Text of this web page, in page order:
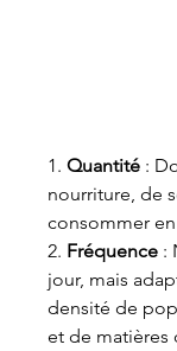
1. Quantité :
nourriture, de
consommer en
2. Fréquence :
jour, mais
densité de
et de matières